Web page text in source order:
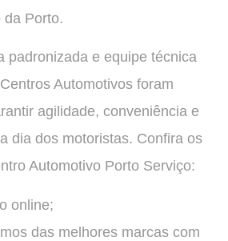
da Porto.
padronizada e equipe técnica
Automotivos foram
agilidade, conveniência e
dia dos motoristas. Confira os
Automotivo Porto Serviço:
online;
das melhores marcas com